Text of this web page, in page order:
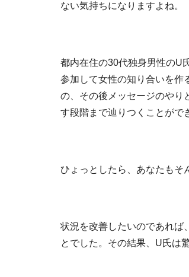
ない気持ちになりますよね。
都内在住の30代独身男性のU
参加して女性の知り合いを作
の、その後メッセージのやり
す段階まで辿りつくことがで
ひょっとしたら、あなたもそ
状況を改善したいのであれば
とでした。その結果、U氏は